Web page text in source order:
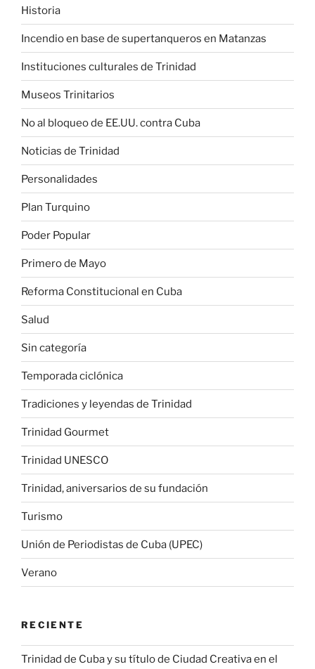
Historia
Incendio en base de supertanqueros en Matanzas
Instituciones culturales de Trinidad
Museos Trinitarios
No al bloqueo de EE.UU. contra Cuba
Noticias de Trinidad
Personalidades
Plan Turquino
Poder Popular
Primero de Mayo
Reforma Constitucional en Cuba
Salud
Sin categoría
Temporada ciclónica
Tradiciones y leyendas de Trinidad
Trinidad Gourmet
Trinidad UNESCO
Trinidad, aniversarios de su fundación
Turismo
Unión de Periodistas de Cuba (UPEC)
Verano
RECIENTE
Trinidad de Cuba y su título de Ciudad Creativa en el